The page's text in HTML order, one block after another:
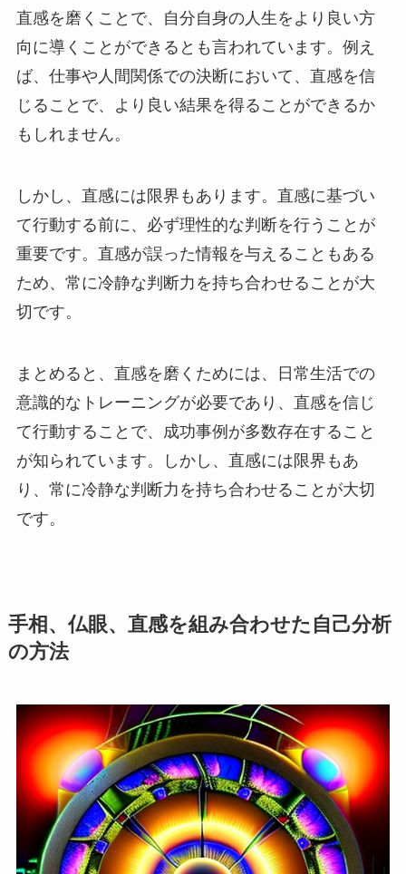
直感を磨くことで、自分自身の人生をより良い方
向に導くことができるとも言われています。例え
ば、仕事や人間関係での決断において、直感を信
じることで、より良い結果を得ることができるか
もしれません。
しかし、直感には限界もあります。直感に基づい
て行動する前に、必ず理性的な判断を行うことが
重要です。直感が誤った情報を与えることもある
ため、常に冷静な判断力を持ち合わせることが大
切です。
まとめると、直感を磨くためには、日常生活での
意識的なトレーニングが必要であり、直感を信じ
て行動することで、成功事例が多数存在すること
が知られています。しかし、直感には限界もあ
り、常に冷静な判断力を持ち合わせることが大切
です。
手相、仏眼、直感を組み合わせた自己分析
の方法